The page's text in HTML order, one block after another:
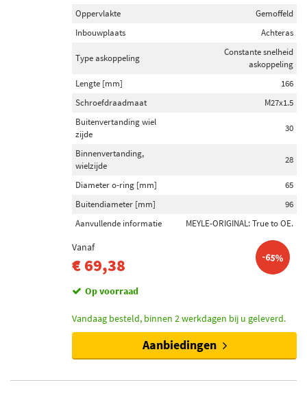
Oppervlakte
Gemoffeld
Inbouwplaats
Achteras
Type askoppeling
Constante snelheid
askoppeling
Lengte [mm]
166
Schroefdraadmaat
M27x1.5
Buitenvertanding wiel
zijde
30
Binnenvertanding,
wielzijde
28
Diameter o-ring [mm]
65
Buitendiameter [mm]
96
Aanvullende informatie
MEYLE-ORIGINAL: True to OE.
Vanaf
€ 69,38 -65%
Op voorraad
Vandaag besteld, binnen 2 werkdagen bij u geleverd.
Aanbiedingen